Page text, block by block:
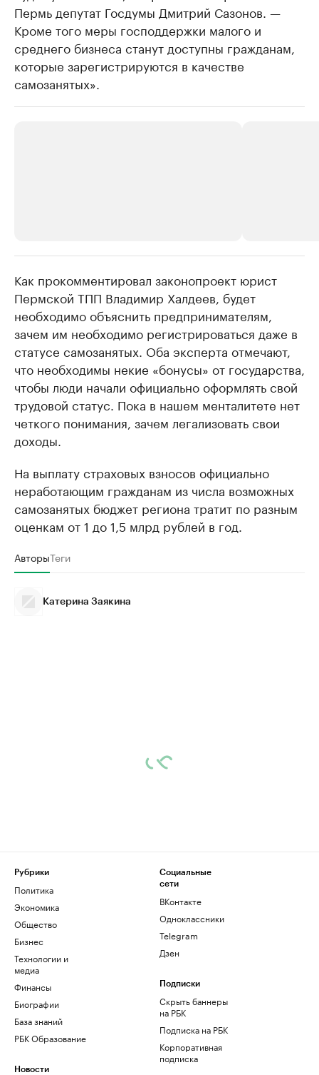
Пермь депутат Госдумы Дмитрий Сазонов. —
Кроме того меры господдержки малого и
среднего бизнеса станут доступны гражданам,
которые зарегистрируются в качестве
самозанятых».
Крупнейшие производители и
продавцы медийной продукции
Ознакомьтесь с информацией в каталоге
Страховые
Посмотрите в
Как прокомментировал законопроект юрист
Пермской ТПП Владимир Халдеев, будет
необходимо объяснить предпринимателям,
зачем им необходимо регистрироваться даже в
статусе самозанятых. Оба эксперта отмечают,
что необходимы некие «бонусы» от государства,
чтобы люди начали официально оформлять свой
трудовой статус. Пока в нашем менталитете нет
четкого понимания, зачем легализовать свои
доходы.
На выплату страховых взносов официально
неработающим гражданам из числа возможных
самозанятых бюджет региона тратит по разным
оценкам от 1 до 1,5 млрд рублей в год.
АвторыТеги
Катерина Заякина
Рубрики
Политика
Экономика
Общество
Бизнес
Технологии и
медиа
Финансы
Биографии
База знаний
РБК Образование
Новости
Социальные
сети
ВКонтакте
Одноклассники
Telegram
Дзен
Подписки
Скрыть баннеры
на РБК
Подписка на РБК
Корпоративная
подписка